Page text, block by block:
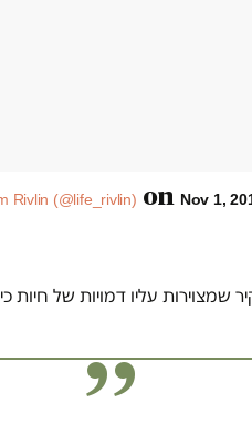
Rivlin (@life_rivlin) on Nov 1,
עליו דמויות של חיות